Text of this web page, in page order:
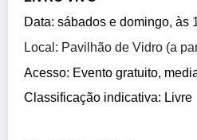
Data: sábados e domingo, às
Local: Pavilhão de Vidro (a
Acesso: Evento gratuito,
Classificação indicativa: Livre